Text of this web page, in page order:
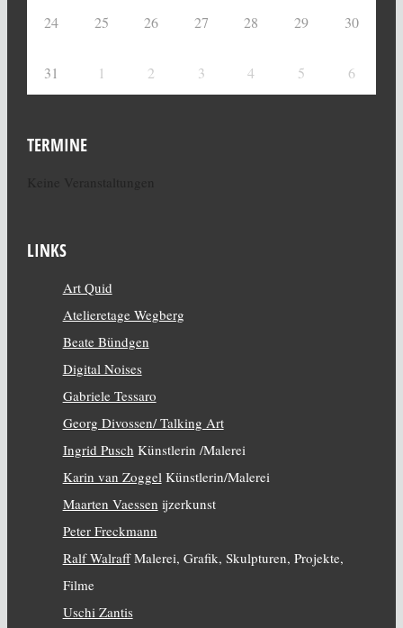
24 25 26 27 28 29 30
31 1 2 3 4 5 6
TERMINE
LINKS
Art Quid
Atelieretage Wegberg
Beate Bündgen
Digital Noises
Gabriele Tessaro
Georg Divossen/ Talking Art
Ingrid Pusch Künstlerin /Malerei
Karin van ZoggelKünstlerin/Malerei
Maarten Vaessen ijzerkunst
Peter Freckmann
Ralf WalraffMalerei, Grafik, Skulpturen, Projekte,
Filme
Uschi Zantis